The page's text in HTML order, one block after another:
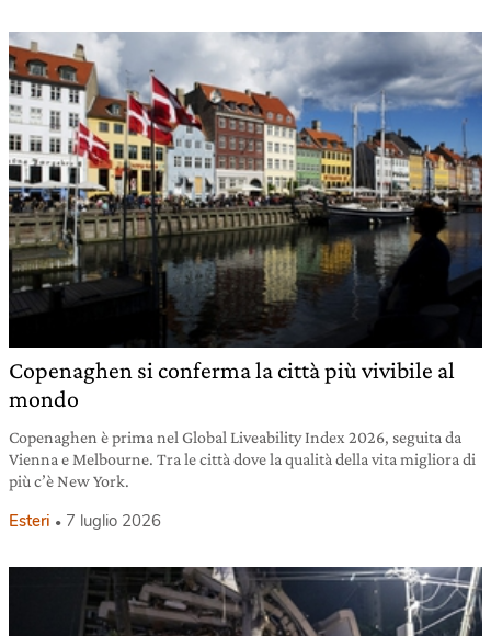
Copenaghen si conferma la città più vivibile al
mondo
Copenaghen è prima nel Global Liveability Index 2026, seguita da
Vienna e Melbourne. Tra le città dove la qualità della vita migliora di
più c’è New York.
Esteri 7 luglio 2026